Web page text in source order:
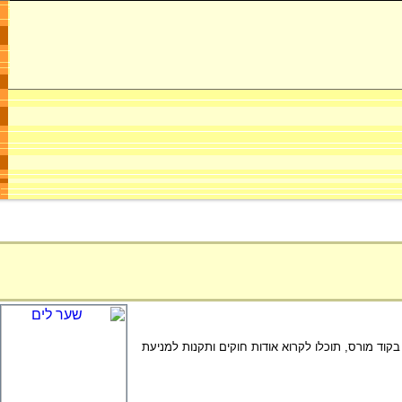
מורס, תוכלו לקרוא אודות חוקים ותקנות למניעת